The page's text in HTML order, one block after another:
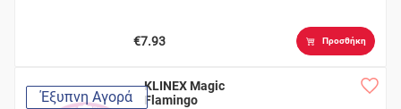
€7.93 Προσθήκη
Έξυπνη Αγορά
KLINEX Magic
Flamingo